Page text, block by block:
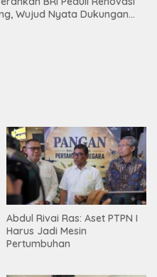
Wujud Nyata Dukungan
Abdul Rivai Ras: Aset PTPN I
Harus Jadi Mesin
Pertumbuhan